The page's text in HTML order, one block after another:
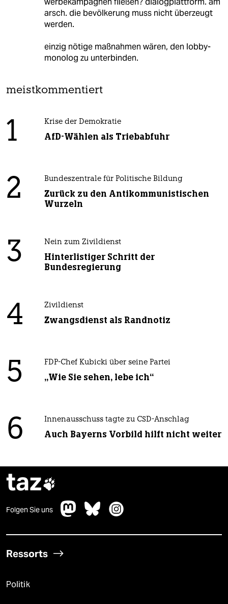
arsch. die bevölkerung muss nicht überzeugt
werden.
einzig nötige maßnahmen wären, den lobby-
monolog zu unterbinden.
meistkommentiert
1 Krise der Demokratie
AfD-Wählen als Triebabfuhr
2 Bundeszentrale für Politische Bildung
Zurück zu den Antikommunistischen
Wurzeln
3 Nein zum Zivildienst
Hinterlistiger Schritt der
Bundesregierung
4 Zivildienst
Zwangsdienst als Randnotiz
5 FDP-Chef Kubicki über seine Partei
„Wie Sie sehen, lebe ich“
6 Innenausschuss tagte zu CSD-Anschlag
Auch Bayerns Vorbild hilft nicht weiter
taz
Folgen Sie uns
Ressorts
Politik